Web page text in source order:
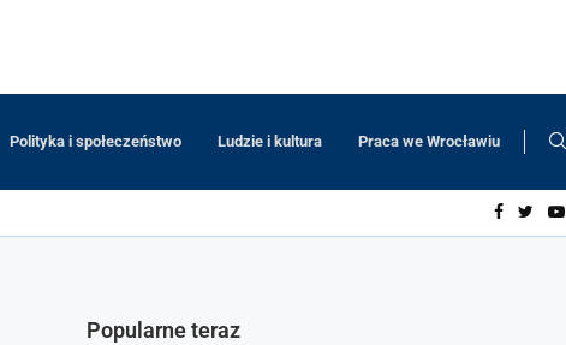
Polityka i społeczeństwo Ludzie i kultura Praca we Wrocławiu
Popularne teraz